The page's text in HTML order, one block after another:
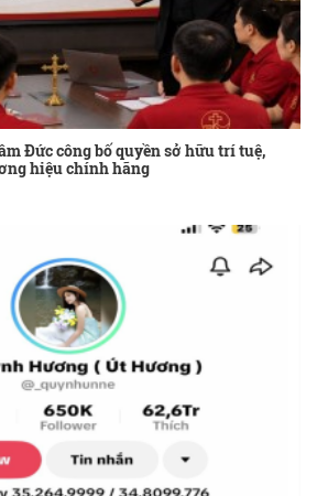
Đức công bố quyền sở hữu trí tuệ,
hiệu chính hãng